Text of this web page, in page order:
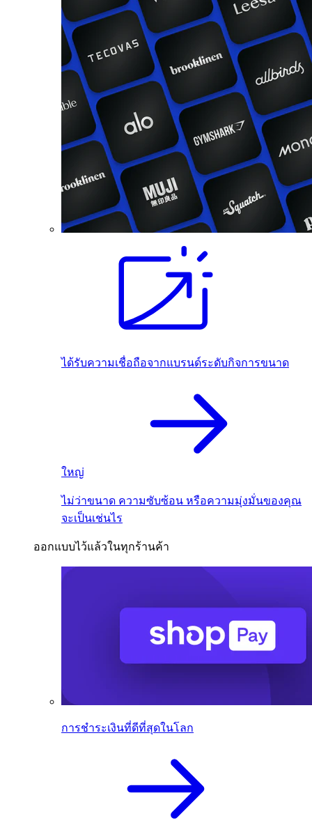
ได้รับความเชื่อถือจากแบรนด์ระดับกิจการขนาด
ใหญ่
ไม่ว่าขนาด ความซับซ้อน หรือความมุ่งมั่นของคุณ
จะเป็นเช่นไร
ออกแบบไว้แล้วในทุกร้านค้า
การชำระเงินที่ดีที่สุดในโลก